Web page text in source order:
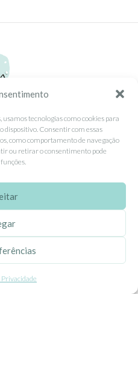
tecnologias como cookies para
dispositivo. Consentir com essas
como comportamento de navegação
ou retirar o consentimento pode
para Rede Fixa Nacional
Aveiro, Portugal